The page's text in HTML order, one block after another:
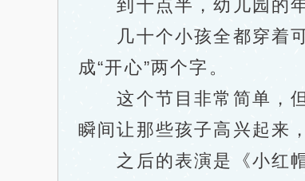
到十点半，幼儿园的年
几十个小孩全都穿着可
成“开心”两个字。
这个节目非常简单，但
瞬间让那些孩子高兴起来
之后的表演是《小红帽